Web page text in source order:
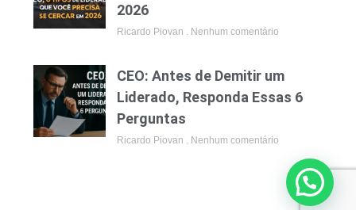
2026
Ricardo Piovan Nenhum comentário
CEO: Antes de Demitir um
Liderado, Responda Essas 6
Perguntas
Ricardo Piovan Nenhum comentário